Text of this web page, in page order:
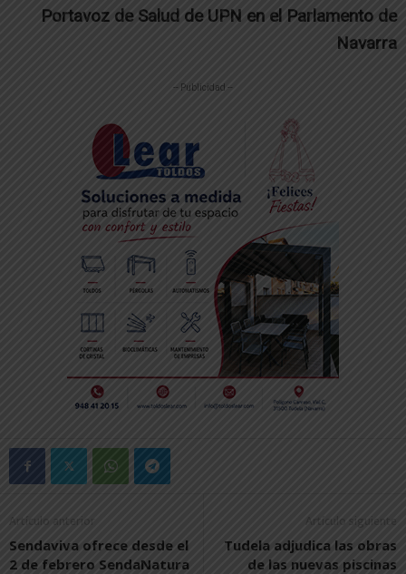
Portavoz de Salud de UPN en el Parlamento de
Navarra
-- Publicidad --
Artículo anterior
Sendaviva ofrece desde el
2 de febrero SendaNatura
Artículo siguiente
Tudela adjudica las obras
de las nuevas piscinas